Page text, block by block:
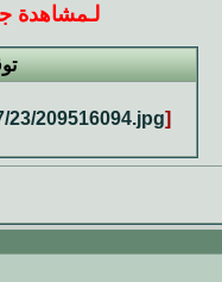
لـمشاهدة
[
23/209516094.jpg